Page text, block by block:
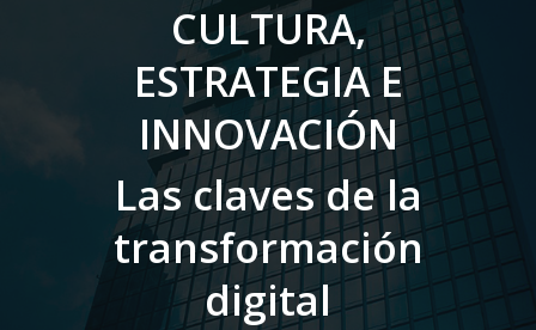
CULTURA,
ESTRATEGIA E
INNOVACIÓN
Las claves de la
transformación
digital